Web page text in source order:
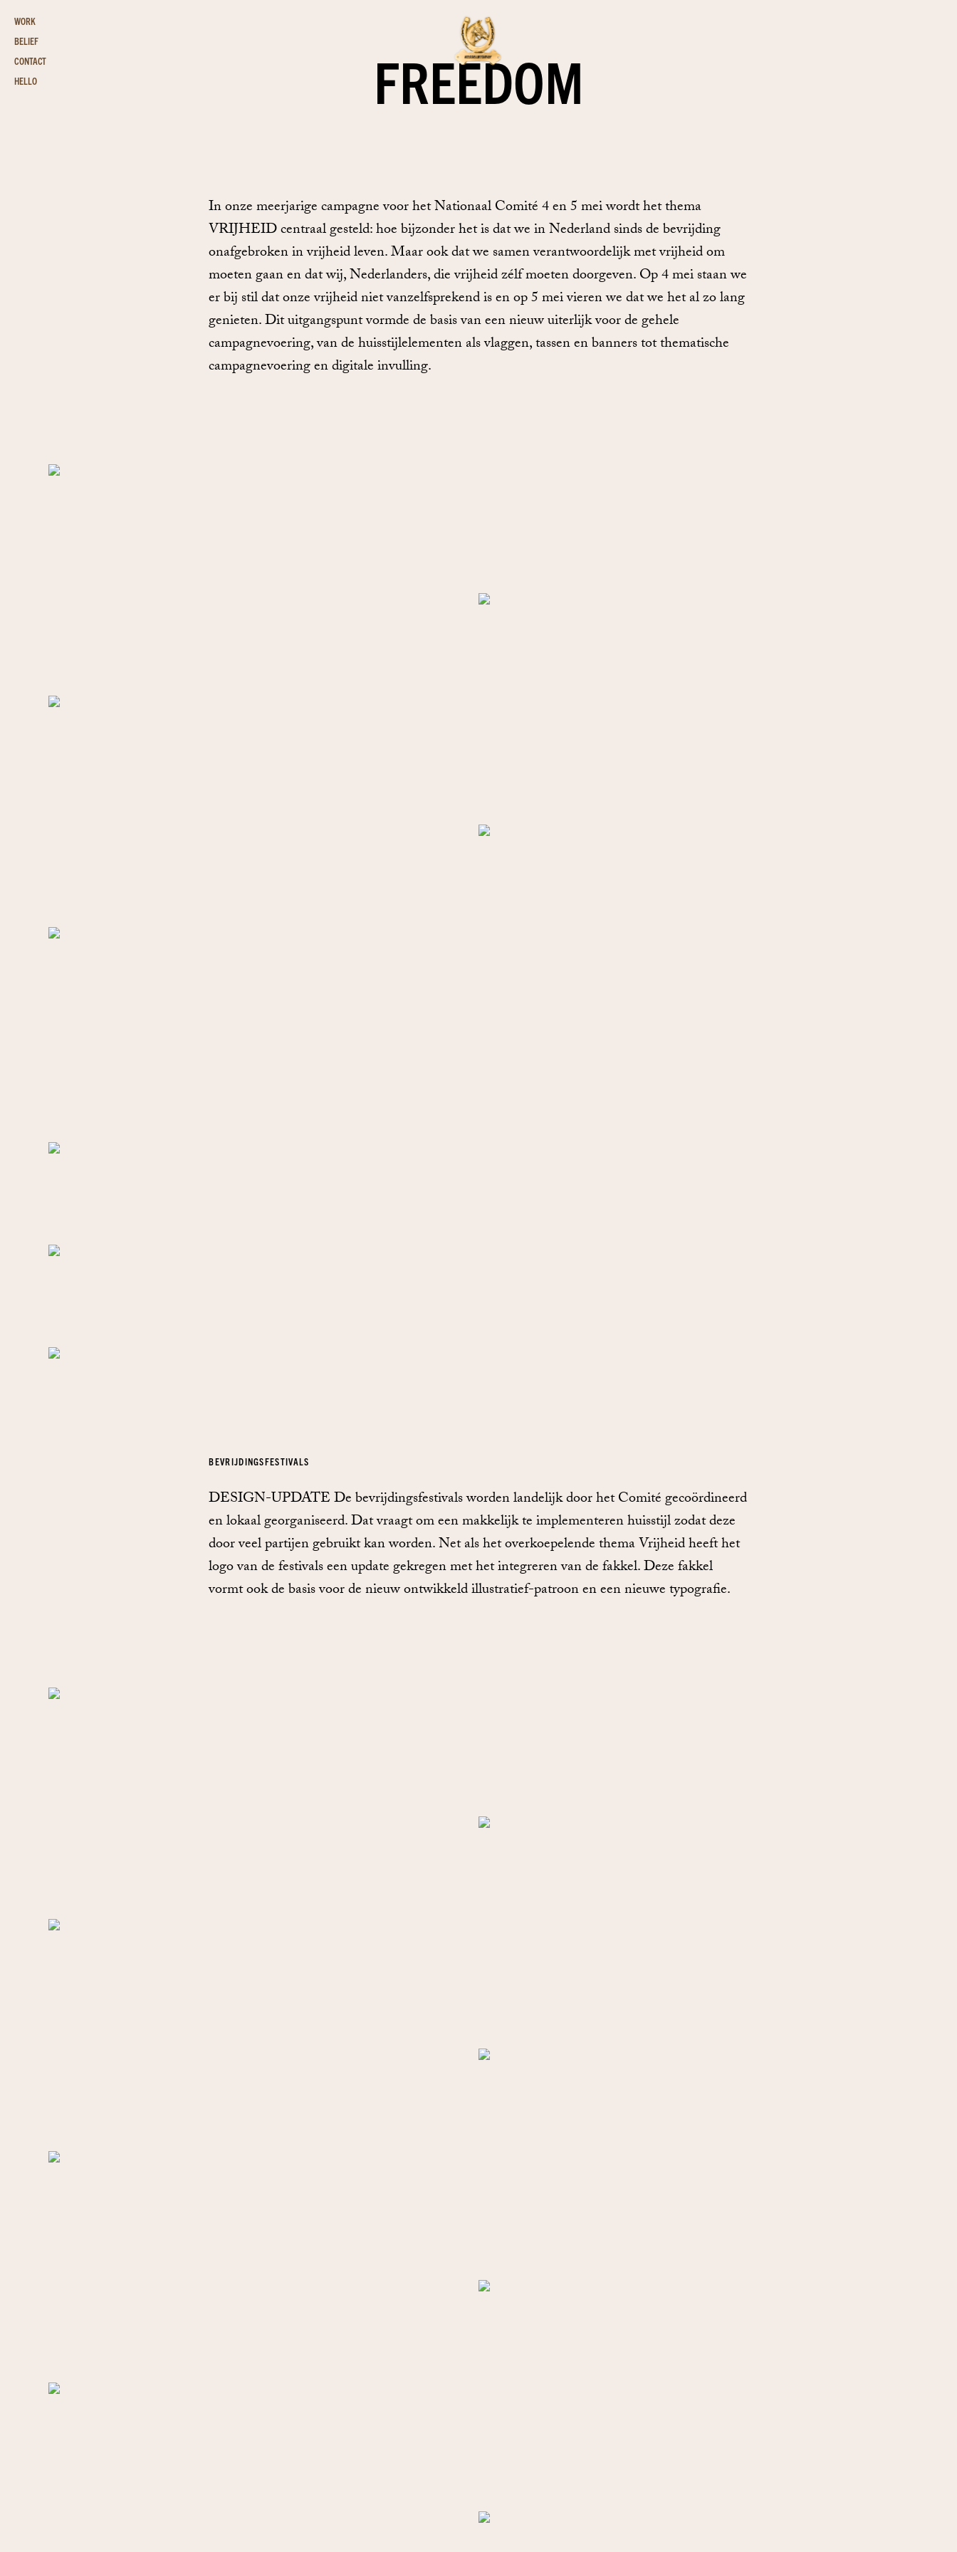
WORK
BELIEF
CONTACT
HELLO
FREEDOM
In onze meerjarige campagne voor het Nationaal Comité 4 en 5 mei wordt het thema
VRIJHEID centraal gesteld: hoe bijzonder het is dat we in Nederland sinds de bevrijding
onafgebroken in vrijheid leven. Maar ook dat we samen verantwoordelijk met vrijheid om
moeten gaan en dat wij, Nederlanders, die vrijheid zélf moeten doorgeven. Op 4 mei staan we
er bij stil dat onze vrijheid niet vanzelfsprekend is en op 5 mei vieren we dat we het al zo lang
genieten. Dit uitgangspunt vormde de basis van een nieuw uiterlijk voor de gehele
campagnevoering, van de huisstijlelementen als vlaggen, tassen en banners tot thematische
campagnevoering en digitale invulling.
BEVRIJDINGSFESTIVALS
DESIGN-UPDATE De bevrijdingsfestivals worden landelijk door het Comité gecoördineerd
en lokaal georganiseerd. Dat vraagt om een makkelijk te implementeren huisstijl zodat deze
door veel partijen gebruikt kan worden. Net als het overkoepelende thema Vrijheid heeft het
logo van de festivals een update gekregen met het integreren van de fakkel. Deze fakkel
vormt ook de basis voor de nieuw ontwikkeld illustratief-patroon en een nieuwe typografie.